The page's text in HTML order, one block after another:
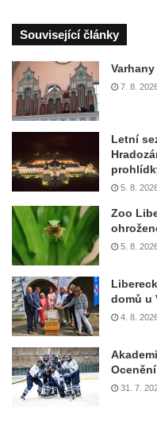
Související články
7. 8.
Letní
5. 8.
Zoo
5. 8.
domů u
4. 8.
31. 7.